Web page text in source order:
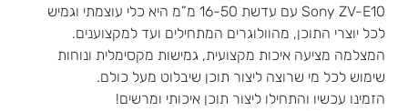
Sony ZV-E10 עם עדשת 16-50 מ”מ היא כלי עוצמתי וגמיש
לכל יוצרי התוכן, מהוולוגרים המתחילים ועד למקצוענים.
המצלמה מציעה איכות מקצועית, גמישות מקסימלית ונוחות
שימוש לכל מי שרוצה ליצור תוכן שיבלוט מעל כולם.
הזמינו עכשיו והתחילו ליצור תוכן איכותי ומרשים!